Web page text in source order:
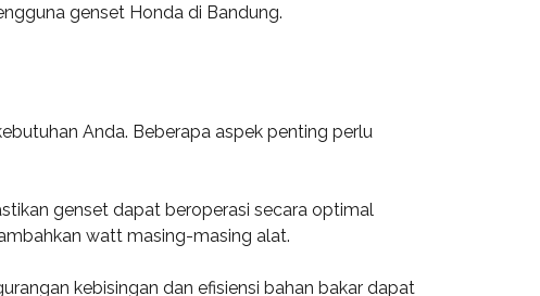
genset Honda di Bandung.
Anda. Beberapa aspek penting perlu
genset dapat beroperasi secara optimal
watt masing-masing alat.
kebisingan dan efisiensi bahan bakar dapat